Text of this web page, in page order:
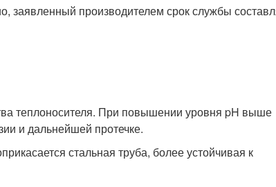
заявленный производителем срок службы
теплоносителя. При повышении уровня pH выше
и дальнейшей протечке.
стальная труба, более устойчивая к